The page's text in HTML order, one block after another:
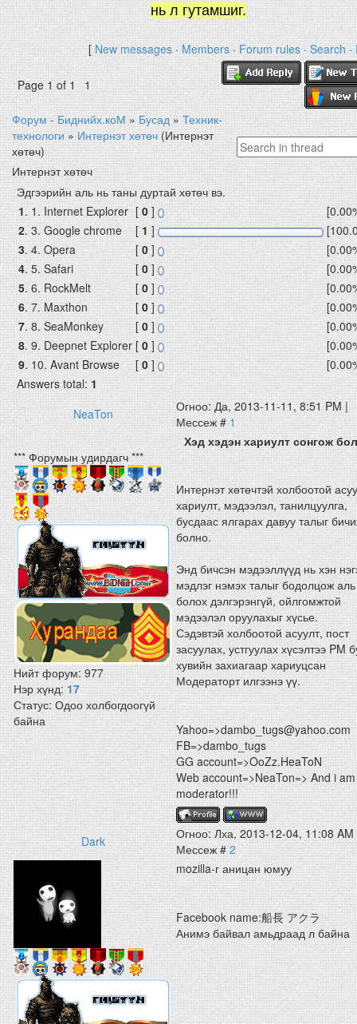
нь л гутамшиг.
[New messages·Members·Forum rules·Search·
Page1of1 1
Форум - Биднийх.коМ » Бусад » Техник-
технологи » Интернэт хөтөч (Интернэт
хөтөч)
Интернэт хөтөч
Эдгээрийн аль нь таны дуртай хөтөч вэ.
1. 1. Internet Explorer [0]
2. 3. Google chrome [1]
3. 4. Opera [0]
4. 5. Safari [0]
5. 6. RockMelt [0]
6. 7. Maxthon [0]
7. 8. SeaMonkey [0]
8. 9. Deepnet Explorer [0]
9. 10. Avant Browse [0]
Answers total:1
NeaTon
Огноо: Да, 2013-11-11, 8:51 PM |
Мессеж #1
*** Форумын удирдагч ***
Нийт форум:977
Нэр хүнд:17
Статус:Одоо холбогдоогүй
байна
Хэд хэдэн хариулт сонгож
Интернэт хөтөчтэй холбоотой
хариулт, мэдээлэл, танилцуулга,
бусдаас ялгарах давуу талыг
болно.
Энд бичсэн мэдээллүүд нь хэн
мэдлэг нэмэх талыг бодолцож аль
болох дэлгэрэнгүй, ойлгомжтой
мэдээлэл оруулахыг хүсье.
Сэдэвтэй холбоотой асуулт, пост
засуулах, устгуулах хүсэлтээ PM
хувийн захиагаар хариуцсан
Модераторт илгээнэ үү.
Yahoo=>dambo_tugs@yahoo.com
FB=>dambo_tugs
GG account=>OoZz.HeaToN
Web account=>NeaTon=> And i am
moderator!!!
Dark
Огноо: Лха, 2013-12-04, 11:08 AM
Мессеж #2
mozilla-г аницан юмуу
Facebook name:船長 アクラ
Анимэ байвал амьдраад л байна